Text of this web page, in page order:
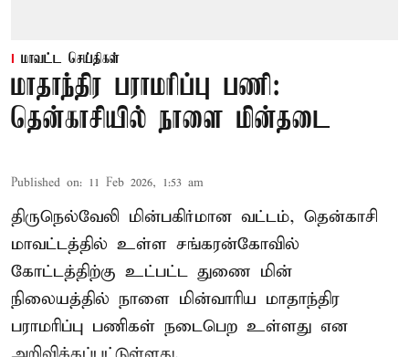
மாவட்ட செய்திகள்
மாதாந்திர பராமரிப்பு பணி:
தென்காசியில் நாளை மின்தடை
Published on: 11 Feb 2026, 1:53 am
திருநெல்வேலி மின்பகிர்மான வட்டம், தென்காசி
மாவட்டத்தில் உள்ள சங்கரன்கோவில்
கோட்டத்திற்கு உட்பட்ட துணை மின்
நிலையத்தில் நாளை மின்வாரிய மாதாந்திர
பராமரிப்பு பணிகள் நடைபெற உள்ளது என